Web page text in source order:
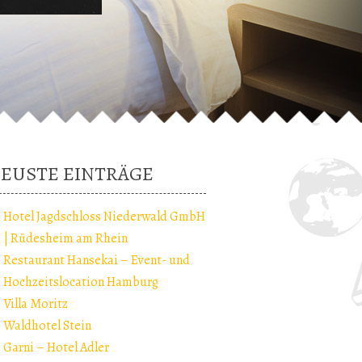
EINTRÄGE
Hotel Jagdschloss Niederwald GmbH
| Rüdesheim am Rhein
Restaurant Hansekai – Event- und
Hochzeitslocation Hamburg
Villa Moritz
Waldhotel Stein
Garni – Hotel Adler